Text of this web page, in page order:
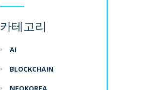
카테고리
AI
BLOCKCHAIN